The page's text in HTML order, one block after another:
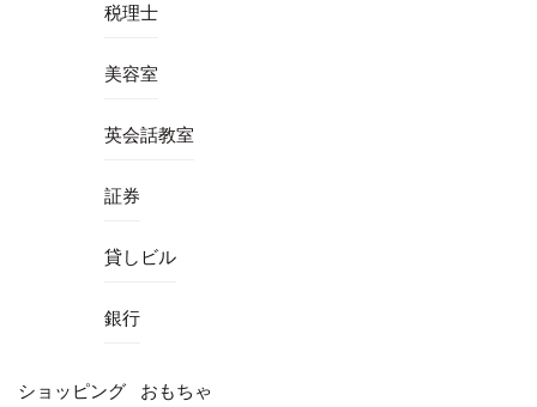
税理士
美容室
英会話教室
証券
貸しビル
銀行
ショッピング おもちゃ